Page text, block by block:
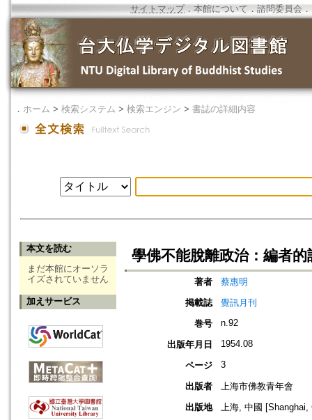
サイトマップ．本館について ． 諮問委員会 ．
． ホーム > 検索システム > 検索エンジン > 書誌の詳細内容
本文を読む
まだ本館にオーソラ
イズされていません
加えサービス
學佛不能脫離政治：編者的
著者
蔡惠明
掲載誌
覺訊月刊
巻号
n.92
出版年月日 1954.08
ページ 3
出版者
上海市佛教青年會
出版地
上海, 中國 [Shanghai,